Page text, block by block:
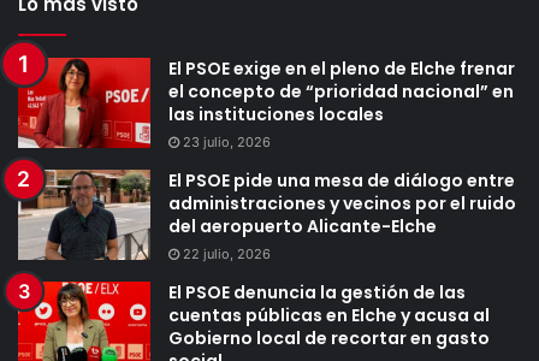
El PSOE exige en el pleno de Elche frenar
el concepto de “prioridad nacional” en
las instituciones locales
23 julio, 2026
El PSOE pide una mesa de diálogo entre
administraciones y vecinos por el ruido
del aeropuerto Alicante-Elche
22 julio, 2026
El PSOE denuncia la gestión de las
cuentas públicas en Elche y acusa al
Gobierno local de recortar en gasto